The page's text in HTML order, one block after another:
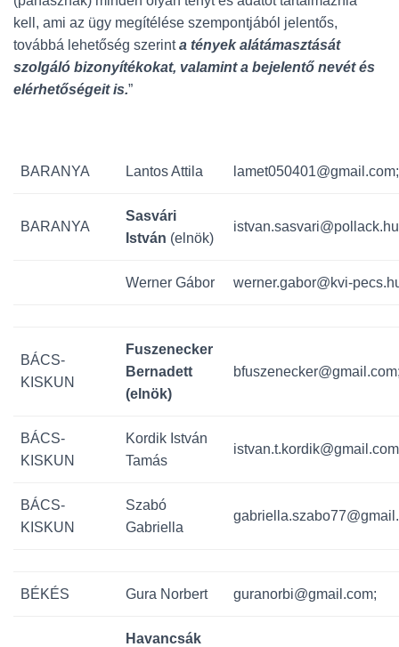
kell, ami az ügy megítélése szempontjából jelentős,
továbbá lehetőség szerinta tények alátámasztását
szolgáló bizonyítékokat, valamint a bejelentő nevét és
elérhetőségeit is.”
BARANYA Lantos Attila lamet050401@gmail.com;
BARANYA
Sasvári
István (elnök)
Werner Gábor werner.gabor@kvi-
BÁCS-
KISKUN
Fuszenecker
Bernadett
(elnök)
BÁCS-
KISKUN
Kordik István
Tamás
BÁCS-
KISKUN
Szabó
Gabriella
BÉKÉS Gura Norbert guranorbi@gmail.com;
Havancsák